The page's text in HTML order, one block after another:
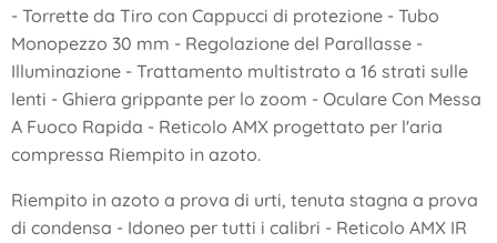
- Torrette da Tiro con Cappucci di protezione - Tubo
Monopezzo 30 mm - Regolazione del Parallasse -
Illuminazione - Trattamento multistrato a 16 strati sulle
lenti - Ghiera grippante per lo zoom - Oculare Con Messa
A Fuoco Rapida - Reticolo AMX progettato per l'aria
compressa Riempito in azoto.
Riempito in azoto a prova di urti, tenuta stagna a prova
di condensa - Idoneo per tutti i calibri - Reticolo AMX IR